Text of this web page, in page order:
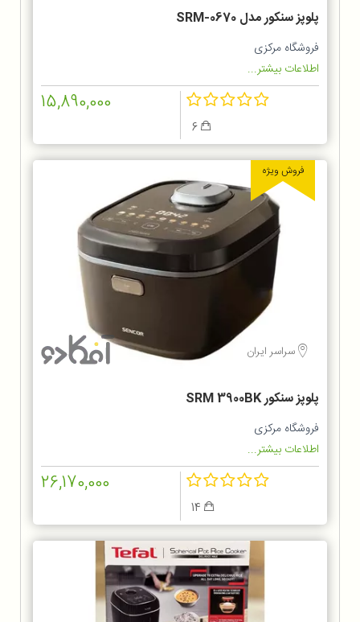
پلوپز سنکور مدل SRM-0670
فروشگاه مرکزی
اطلاعات بیشتر...
15,890,000
فروش ویژه
سراسر ایران
پلوپز سنکور SRM 3900BK
فروشگاه مرکزی
اطلاعات بیشتر...
26,170,000